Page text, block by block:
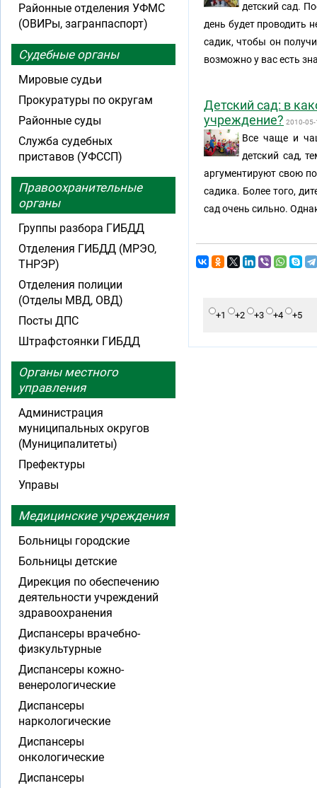
детский сад.
день будет проводить
садик, чтобы он
возможно у вас есть
Детский сад: в
учреждение? 2010-05-
Все чаще и
детский сад,
аргументируют свою
садика. Более того,
сад очень сильно.
+1 +2 +3 +4 +5
Районные отделения УФМС
(ОВИРы, загранпаспорт)
Судебные органы
Мировые судьи
Прокуратуры по округам
Районные суды
Служба судебных
приставов (УФССП)
Правоохранительные
органы
Группы разбора ГИБДД
Отделения ГИБДД (МРЭО,
ТНРЭР)
Отделения полиции
(Отделы МВД, ОВД)
Посты ДПС
Штрафстоянки ГИБДД
Органы местного
управления
Администрация
муниципальных округов
(Муниципалитеты)
Префектуры
Управы
Медицинские учреждения
Больницы городские
Больницы детские
Дирекция по обеспечению
деятельности учреждений
здравоохранения
Диспансеры врачебно-
физкультурные
Диспансеры кожно-
венерологические
Диспансеры
наркологические
Диспансеры
онкологические
Диспансеры